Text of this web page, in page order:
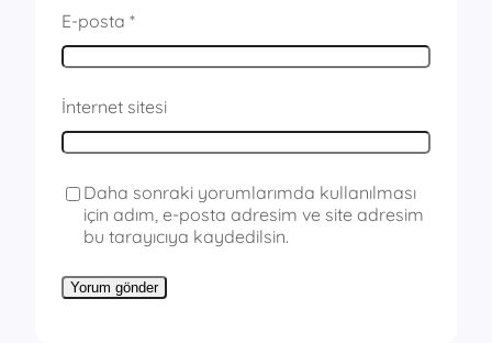
E-posta *
İnternet sitesi
Daha sonraki yorumlarımda kullanılması
için adım, e-posta adresim ve site adresim
bu tarayıcıya kaydedilsin.